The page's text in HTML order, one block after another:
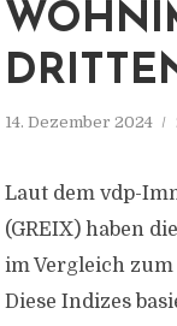
14. Dezember 2024
Laut dem vdp-
(GREIX) haben
im Vergleich
Diese Indizes